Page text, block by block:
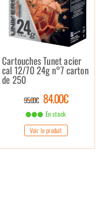
Cartouches Tunet acier
cal 12/70 24g n°7 carton
de 250
95.00€ 84.00€
En stock
Voir le produit